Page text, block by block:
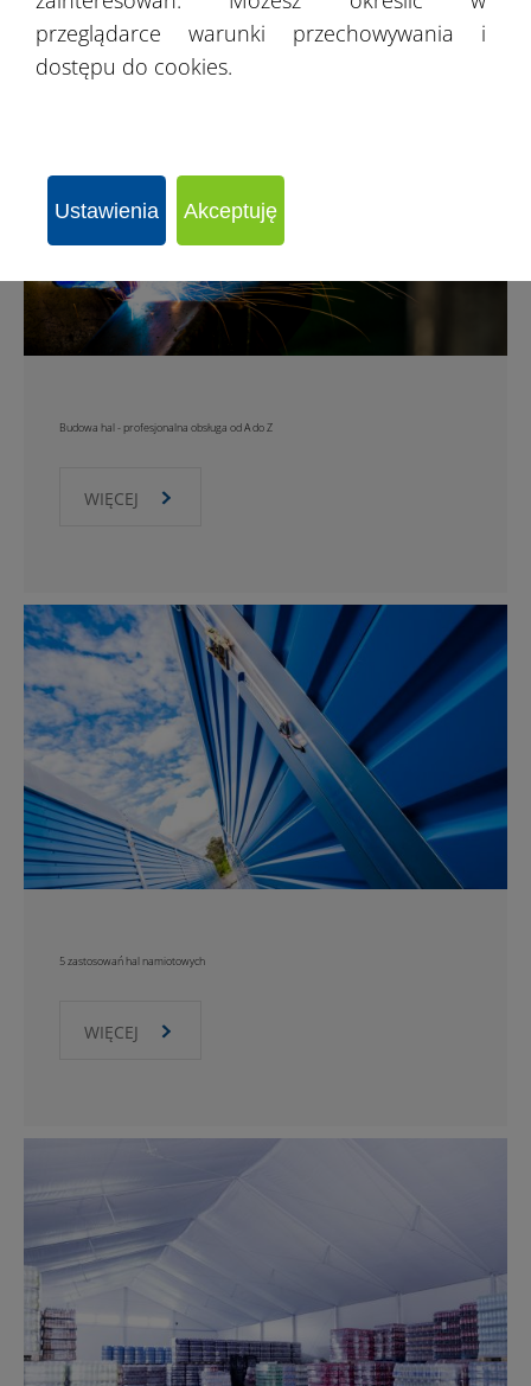
Budowa hal - profesjonalna obsługa od A do Z
WIĘCEJ
5 zastosowań hal namiotowych
WIĘCEJ
przeglądarce warunki przechowywania i
dostępu do cookies.
Ustawienia Akceptuję